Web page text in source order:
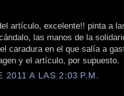
artículo, excelente!! pinta a
las manos de la
caradura en el que salía a
y el artículo, por supuesto.
2011 A LAS 2:03 P.M.